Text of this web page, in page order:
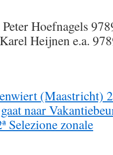
Hoefnagels
Heijnen e.a.
(Maastricht)
naar
Selezione zonale